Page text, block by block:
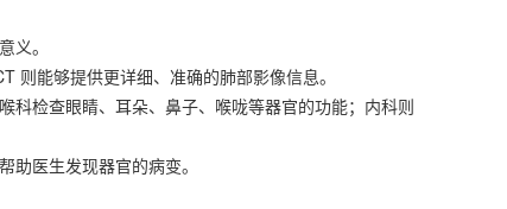
义。
则能够提供更详细、准确的肺部影像信息。
科检查眼睛、耳朵、鼻子、喉咙等器官的功能；内科则
医生发现器官的病变。